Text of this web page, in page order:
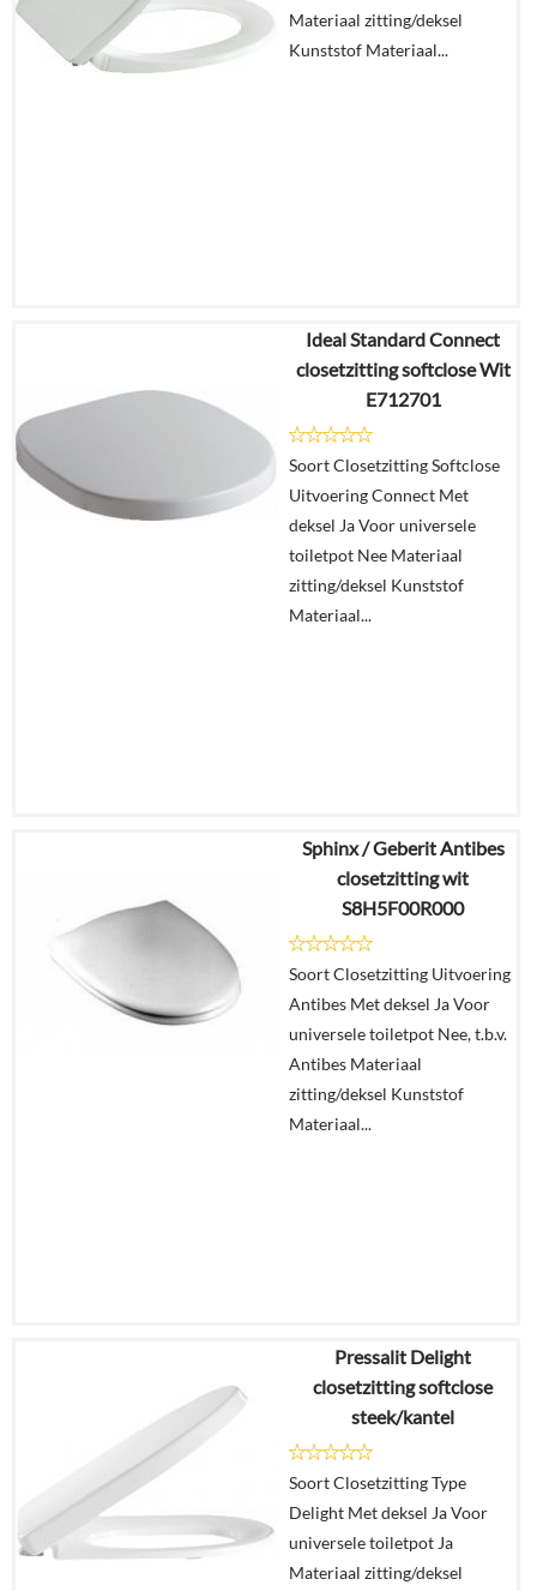
Materiaal zitting/deksel
Kunststof Materiaal...
€147,08
€110,07
In
winkelmand
Ideal Standard Connect
closetzitting softclose Wit
E712701
Soort Closetzitting Softclose
Uitvoering Connect Met
deksel Ja Voor universele
toiletpot Nee Materiaal
zitting/deksel Kunststof
Materiaal...
€261,24
€199,68
In
winkelmand
Sphinx / Geberit Antibes
closetzitting wit
S8H5F00R000
Soort Closetzitting Uitvoering
Antibes Met deksel Ja Voor
universele toiletpot Nee, t.b.v.
Antibes Materiaal
zitting/deksel Kunststof
Materiaal...
€427,48
€336,62
In
winkelmand
Pressalit Delight
closetzitting softclose
steek/kantel
Soort Closetzitting Type
Delight Met deksel Ja Voor
universele toiletpot Ja
Materiaal zitting/deksel